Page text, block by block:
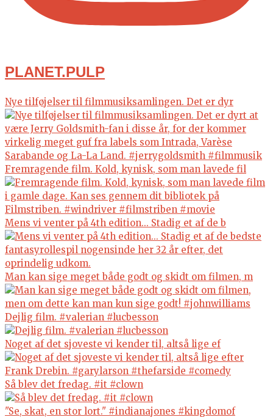
PLANET.PULP
Nye tilføjelser til filmmusiksamlingen. Det er dyr
Fremragende film. Kold, kynisk, som man lavede fil
Mens vi venter på 4th edition... Stadig et af de b
Man kan sige meget både godt og skidt om filmen, m
Dejlig film. #valerian #lucbesson
Noget af det sjoveste vi kender til, altså lige ef
Så blev det fredag. #it #clown
"Se, skat, en stor lort." #indianajones #kingdomof